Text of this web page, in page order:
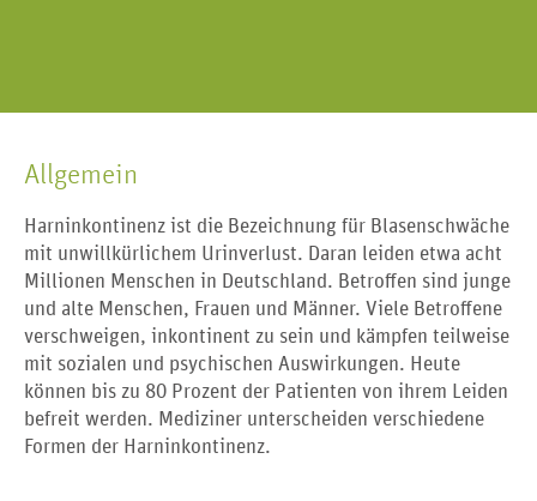
Allgemein
Harninkontinenz ist die Bezeichnung für Blasenschwäche
mit unwillkürlichem Urinverlust. Daran leiden etwa acht
Millionen Menschen in Deutschland. Betroffen sind junge
und alte Menschen, Frauen und Männer. Viele Betroffene
verschweigen, inkontinent zu sein und kämpfen teilweise
mit sozialen und psychischen Auswirkungen. Heute
können bis zu 80 Prozent der Patienten von ihrem Leiden
befreit werden. Mediziner unterscheiden verschiedene
Formen der Harninkontinenz.